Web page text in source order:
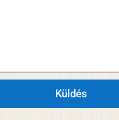
Küldés